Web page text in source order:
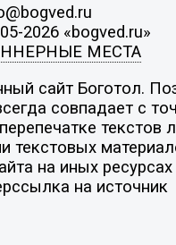
2026 «bogved.ru»
МЕСТА
сайт Боготол.
совпадает с
текстов
текстовых
на иных ресурсах
на источник